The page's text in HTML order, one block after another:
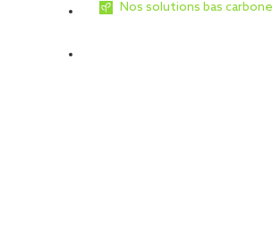
Nos solutions bas carbone